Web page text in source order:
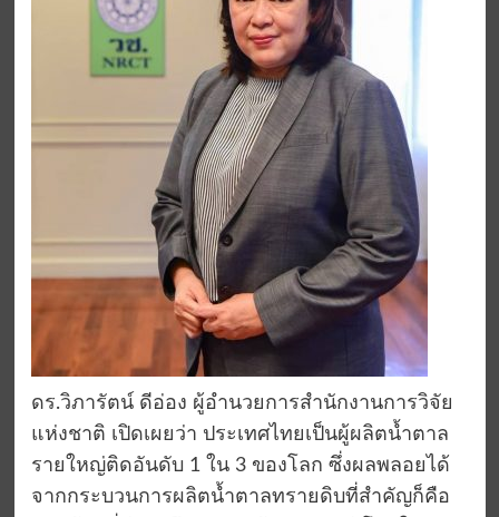
ดร.วิภารัตน์ ดีอ่อง ผู้อำนวยการสำนักงานการวิจัย
แห่งชาติ เปิดเผยว่า ประเทศไทยเป็นผู้ผลิตน้ำตาล
รายใหญ่ติดอันดับ 1 ใน 3 ของโลก ซึ่งผลพลอยได้
จากกระบวนการผลิตน้ำตาลทรายดิบที่สำคัญก็คือ